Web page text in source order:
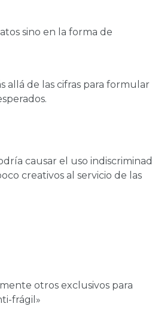
sino en la forma de
allá de las cifras para formular
causar el uso
creativos al servicio de las
otros exclusivos para
frágil»